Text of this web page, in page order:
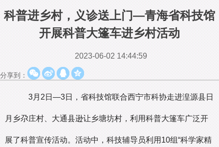
科普进乡村，义诊送上门—青海省科技馆
开展科普大篷车进乡村活动
2023-06-02 14:44:59
分享到：
3月2日—3日，省科技馆联合西宁市科协走进湟源县日
月乡尕庄村、大通县逊让乡塘坊村，利用科普大篷车广泛开
展了科普宣传活动。活动中，科技辅导员利用10组“科学家精